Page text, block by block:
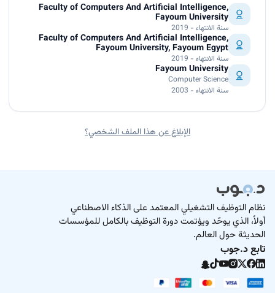
Faculty of Computers And Artiﬁcial Intelligence,
Fayoum University
سنة الانتهاء - 2019
Faculty of Computers And Artiﬁcial Intelligence,
Fayoum University, Fayoum Egypt
سنة الانتهاء - 2019
Fayoum University
Computer Science
سنة الانتهاء - 2003
الإبلاغ عن هذا الملف الشخصي؟
نظام التوظيف التشغيلي المعتمد على الذكاء الاصطناعي
أولاً، الذي يوحّد ويؤتمت دورة التوظيف بالكامل للمؤسسات
الحديثة حول العالم.
تابع د.جوب